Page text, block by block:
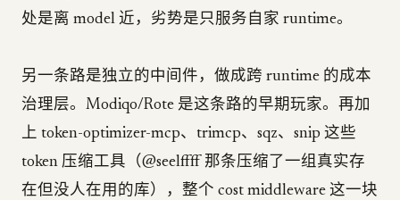
处是离 model 近，劣势是只服务自家 runtime。
另一条路是独立的中间件，做成跨 runtime 的成本
治理层。Modiqo/Rote 是这条路的早期玩家。再加
上 token-optimizer-mcp、trimcp、sqz、snip 这些
token 压缩工具（@seelffff 那条压缩了一组真实存
在但没人在用的库），整个 cost middleware 这一块